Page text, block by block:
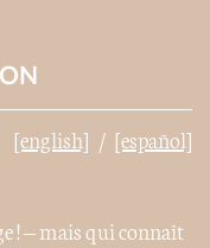
[english] [español]
! – mais qui connaît